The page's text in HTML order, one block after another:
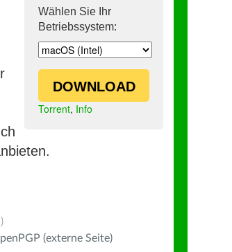
Wählen Sie Ihr
Betriebssystem:
DOWNLOAD
Torrent, Info
)
(externe Seite)